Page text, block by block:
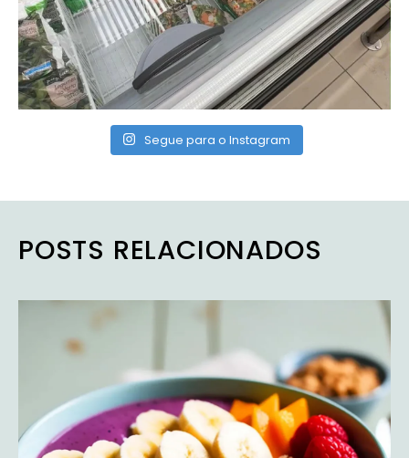
Segue para o Instagram
POSTS RELACIONADOS